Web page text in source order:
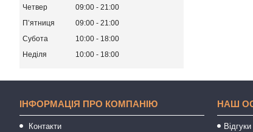
Четвер
09:00
21:00
Пʼятниця
09:00
21:00
Субота
10:00
18:00
Неділя
10:00 18:00
ІНФОРМАЦІЯ ПРО КОМПАНІЮ
Контакти
НАШ